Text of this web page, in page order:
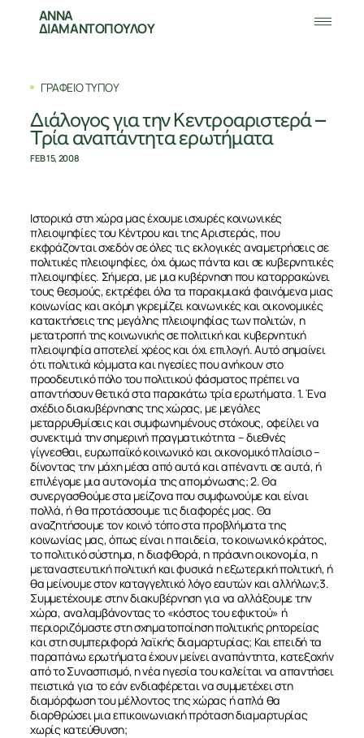
ΑΝΝΑ
ΔΙΑΜΑΝΤΟΠΟΥΛΟΥ
ΓΡΑΦΕΙΟ ΤΥΠΟΥ
Διάλογος για την Κεντροαριστερά –
Τρία αναπάντητα ερωτήματα
FEB 15, 2008
Ιστορικά στη χώρα μας έχουμε ισχυρές κοινωνικές
πλειοψηφίες του Kέντρου και της Aριστεράς, που
εκφράζονται σχεδόν σε όλες τις εκλογικές αναμετρήσεις σε
πολιτικές πλειοψηφίες, όχι όμως πάντα και σε κυβερνητικές
πλειοψηφίες. Σήμερα, με μια κυβέρνηση που καταρρακώνει
τους θεσμούς, εκτρέφει όλα τα παρακμιακά φαινόμενα μιας
κοινωνίας και ακόμη γκρεμίζει κοινωνικές και οικονομικές
κατακτήσεις της μεγάλης πλειοψηφίας των πολιτών, η
μετατροπή της κοινωνικής σε πολιτική και κυβερνητική
πλειοψηφία αποτελεί χρέος και όχι επιλογή. Αυτό σημαίνει
ότι πολιτικά κόμματα και ηγεσίες που ανήκουν στο
προοδευτικό πόλο του πολιτικού φάσματος πρέπει να
απαντήσουν θετικά στα παρακάτω τρία ερωτήματα. 1. Ένα
σχέδιο διακυβέρνησης της χώρας, με μεγάλες
μεταρρυθμίσεις και συμφωνημένους στόχους, οφείλει να
συνεκτιμά την σημερινή πραγματικότητα – διεθνές
γίγνεσθαι, ευρωπαϊκό κοινωνικό και οικονομικό πλαίσιο –
δίνοντας την μάχη μέσα από αυτά και απέναντι σε αυτά, ή
επιλέγομε μια αυτονομία της απομόνωσης; 2. Θα
συνεργασθούμε στα μείζονα που συμφωνούμε και είναι
πολλά, ή θα προτάσσουμε τις διαφορές μας. Θα
αναζητήσουμε τον κοινό τόπο στα προβλήματα της
κοινωνίας μας, όπως είναι η παιδεία, το κοινωνικό κράτος,
το πολιτικό σύστημα, η διαφθορά, η πράσινη οικονομία, η
μεταναστευτική πολιτική και φυσικά η εξωτερική πολιτική, ή
θα μείνουμε στον καταγγελτικό λόγο εαυτών και αλλήλων;3.
Συμμετέχουμε στην διακυβέρνηση για να αλλάξουμε την
χώρα, αναλαμβάνοντας το «κόστος του εφικτού» ή
περιοριζόμαστε στη σχηματοποίηση πολιτικής ρητορείας
και στη συμπεριφορά λαϊκής διαμαρτυρίας; Και επειδή τα
παραπάνω ερωτήματα έχουν μείνει αναπάντητα, κατεξοχήν
από το Συνασπισμό, η νέα ηγεσία του καλείται να απαντήσει
πειστικά για το εάν ενδιαφέρεται να συμμετέχει στη
διαμόρφωση του μέλλοντος της χώρας ή απλά θα
διαρθρώσει μια επικοινωνιακή πρόταση διαμαρτυρίας
χωρίς κατεύθυνση;